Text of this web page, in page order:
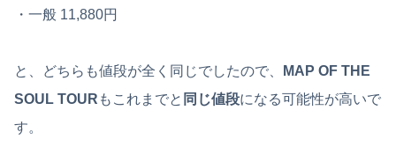
・一般 11,880円
と、どちらも値段が全く同じでしたので、
MAP OF THE
SOUL TOUR もこれまでと 同じ値段になる可能性が高いで
す。